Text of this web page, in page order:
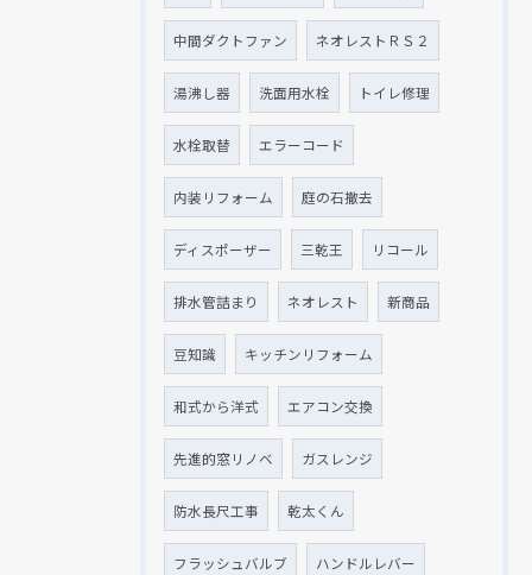
中間ダクトファン ネオレストＲＳ２
湯沸し器 洗面用水栓 トイレ修理
水栓取替 エラーコード
内装リフォーム 庭の石撤去
ディスポーザー 三乾王 リコール
排水管詰まり ネオレスト 新商品
豆知識 キッチンリフォーム
和式から洋式 エアコン交換
先進的窓リノベ ガスレンジ
防水長尺工事 乾太くん
フラッシュバルブ ハンドルレバー